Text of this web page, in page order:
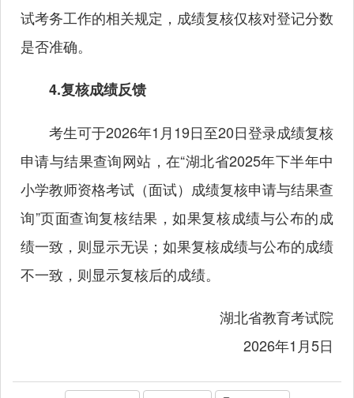
试考务工作的相关规定，成绩复核仅核对登记分数
是否准确。
4.复核成绩反馈
考生可于2026年1月19日至20日登录成绩复核
申请与结果查询网站，在“湖北省2025年下半年中
小学教师资格考试（面试）成绩复核申请与结果查
询”页面查询复核结果，如果复核成绩与公布的成
绩一致，则显示无误；如果复核成绩与公布的成绩
不一致，则显示复核后的成绩。
湖北省教育考试院
2026年1月5日